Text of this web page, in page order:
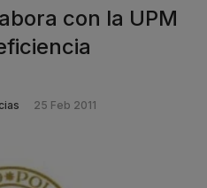
con la UPM
25 Feb 2011